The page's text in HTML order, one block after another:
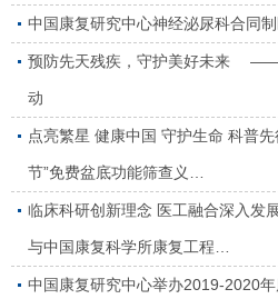
中国康复研究中心神经泌尿科合同
预防先天残疾，守护美好未来 ——
动
点亮繁星 健康中国 守护生命 科普
节”免费盆底功能筛查义…
临床科研创新理念 医工融合深入
与中国康复科学所康复工程…
中国康复研究中心举办2019-2020